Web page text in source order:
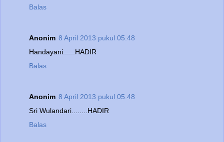
Balas
Anonim 8 April 2013 pukul 05.48
Handayani......HADIR
Balas
Anonim 8 April 2013 pukul 05.48
Sri Wulandari........HADIR
Balas